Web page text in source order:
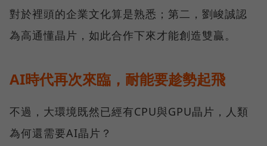
對於裡頭的企業文化算是熟悉；第二，劉峻誠認
為高通懂晶片，如此合作下來才能創造雙贏。
AI時代再次來臨，耐能要趁勢起飛
不過，大環境既然已經有CPU與GPU晶片，人類
為何還需要AI晶片？